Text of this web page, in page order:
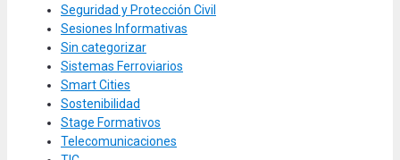
Seguridad y Protección Civil
Sesiones Informativas
Sin categorizar
Sistemas Ferroviarios
Smart Cities
Sostenibilidad
Stage Formativos
Telecomunicaciones